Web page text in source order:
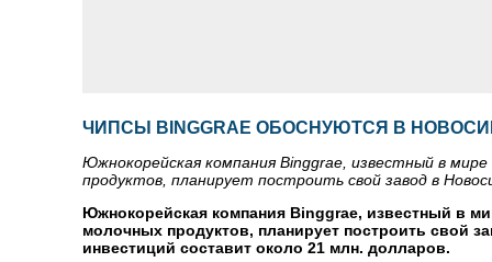
ЧИПСЫ BINGGRAE ОБОСНУЮТСЯ В
Южнокорейская компания Binggrae, известный в мире
продуктов, планирует построить свой завод в
Южнокорейская компания Binggrae, известный в
молочных продуктов, планирует построить свой
инвестиций составит около 21 млн. долларов.